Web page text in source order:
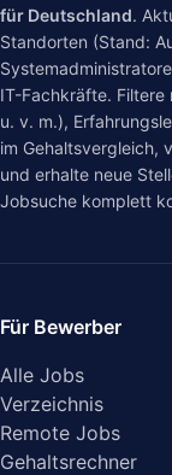
für Deutschland.
Standorten (Stand:
IT-Fachkräfte. Filtere
u. v. m.),
im Gehaltsvergleich,
und erhalte neue
Jobsuche komplett
Für Bewerber
Alle Jobs
Verzeichnis
Remote Jobs
Gehaltsrechner